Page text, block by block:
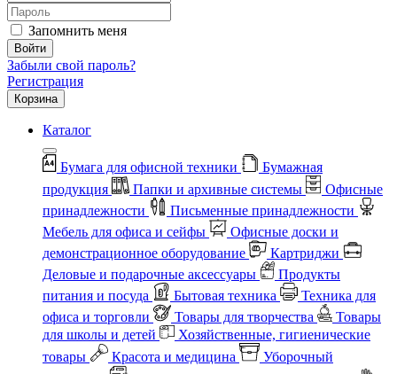
Запомнить меня
Войти
Забыли свой пароль?
Регистрация
Корзина
Каталог
Бумага для офисной техники
Бумажная
продукция
Папки и архивные системы
Офисные
принадлежности
Письменные принадлежности
Мебель для офиса и сейфы
Офисные доски и
демонстрационное оборудование
Картриджи
Деловые и подарочные аксессуары
Продукты
питания и посуда
Бытовая техника
Техника для
офиса и торговли
Товары для творчества
Товары
для школы и детей
Хозяйственные, гигиенические
товары
Красота и медицина
Уборочный